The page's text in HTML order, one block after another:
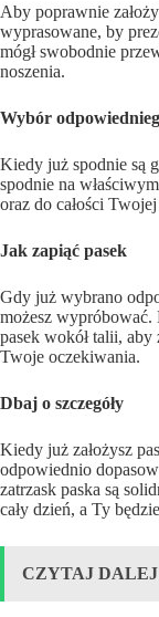
Aby poprawnie
wyprasowane, by
mógł swobodnie
noszenia.
Wybór
Kiedy już spodnie są
spodnie na
oraz do całości
Jak zapiąć pasek
Gdy już wybrano
możesz wypróbować.
pasek wokół talii,
Twoje oczekiwania.
Dbaj o szczegóły
Kiedy już założysz
odpowiednio
zatrzask paska są
cały dzień, a Ty
CZYTAJ DALEJ